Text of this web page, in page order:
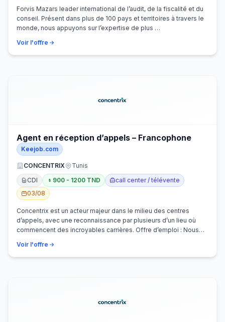
Forvis Mazars leader international de l’audit, de la fiscalité et du
conseil. Présent dans plus de 100 pays et territoires à travers le
monde, nous appuyons sur l’expertise de plus …
Voir l'offre
Agent en réception d’appels – Francophone
Keejob.com
CONCENTRIX
Tunis
CDI
900 - 1200 TND
call center / télévente
03/08
Concentrix est un acteur majeur dans le milieu des centres
d’appels, avec une reconnaissance par plusieurs d’un lieu où
commencent des incroyables carrières. Offre d’emploi : Nous
Voir l'offre